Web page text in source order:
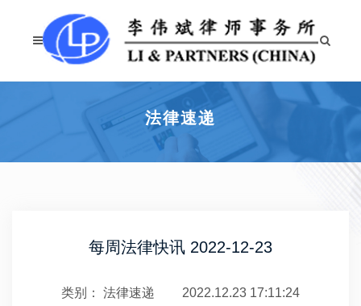
法律速递
每周法律快讯 2022-12-23
类别： 法律速递 2022.12.23 17:11:24